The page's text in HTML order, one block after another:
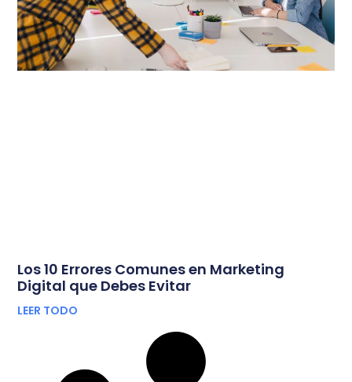
Los 10 Errores Comunes en Marketing
Digital que Debes Evitar
LEER TODO